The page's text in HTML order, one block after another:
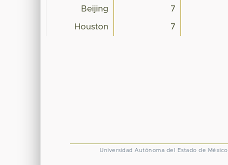
Beijing 7
Houston 7
Universidad Autónoma del Estado de México